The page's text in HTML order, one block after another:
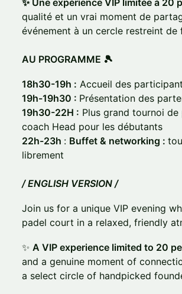
✨ Une expérience VIP limitée à 20
qualité et un vrai moment de
événement à un cercle restreint
AU PROGRAMME 🎾
18h30-19h : Accueil des
19h-19h30 : Présentation des
19h30-22H : Plus grand tournoi
coach Head pour les débutants
22h-23h : Buffet & networking :
librement
/ ENGLISH VERSION /
Join us for a unique VIP evening
padel court in a relaxed, friendly
✨ A VIP experience limited to 20
and a genuine moment of
a select circle of handpicked